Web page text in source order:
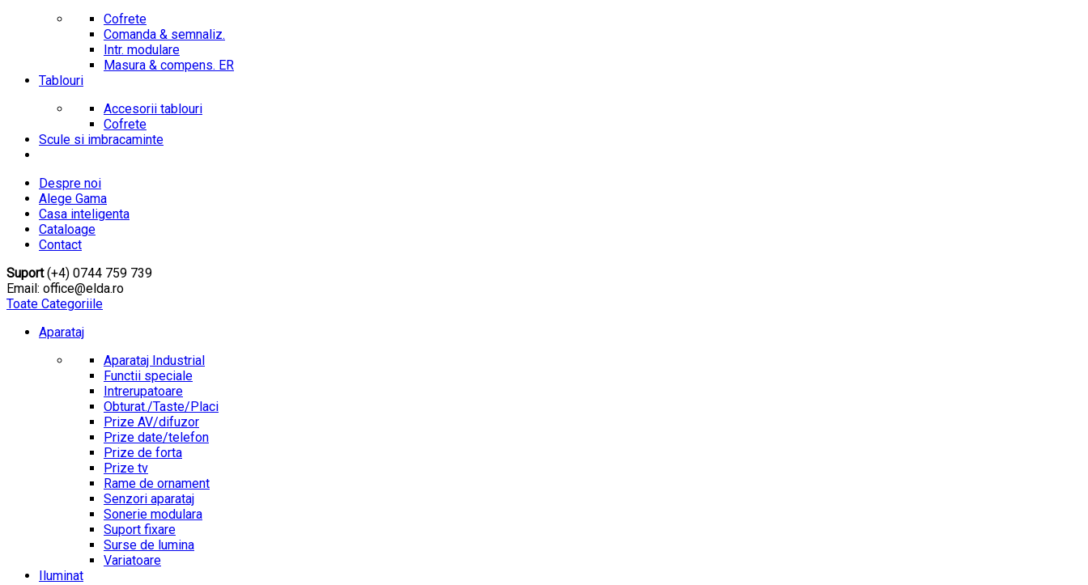
Cofrete
Comanda & semnaliz.
Intr. modulare
Masura & compens. ER
Tablouri
Accesorii tablouri
Cofrete
Scule si imbracaminte
Despre noi
Alege Gama
Casa inteligenta
Cataloage
Contact
Suport(+4) 0744 759 739
Email: office@elda.ro
Toate Categoriile
Aparataj
Aparataj Industrial
Functii speciale
Intrerupatoare
Obturat./Taste/Placi
Prize AV/difuzor
Prize date/telefon
Prize de forta
Prize tv
Rame de ornament
Senzori aparataj
Sonerie modulara
Suport fixare
Surse de lumina
Variatoare
Iluminat